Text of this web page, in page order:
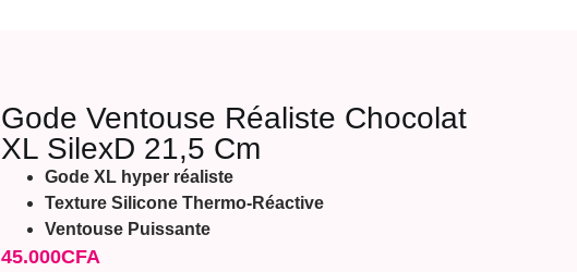
Gode Ventouse Réaliste Chocolat
XL SilexD 21,5 Cm
Gode XL hyper réaliste
Texture Silicone Thermo-Réactive
Ventouse Puissante
45.000CFA